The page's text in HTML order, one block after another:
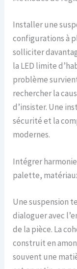
Installer une
configurations à
solliciter
la LED limite
problème
rechercher la
d’insister. Une
sécurité et la
modernes.
Intégrer
palette,
Une suspension
dialoguer avec
de la pièce. La
construit en
souvent une